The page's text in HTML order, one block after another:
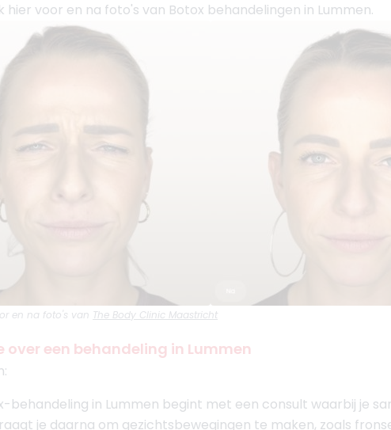
hier voor en na foto's van Botox behandelingen in Lummen.
en na foto's van The Body Clinic Maastricht
over een behandeling in Lummen
behandeling in Lummen begint met een consult waarbij je
je daarna om gezichtsbewegingen te maken, zoals